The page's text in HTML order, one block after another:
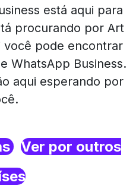
está aqui para
procurando por Art
você pode encontrar
WhatsApp Business.
aqui esperando por
Ver por outros